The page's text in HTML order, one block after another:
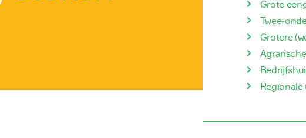
Grote
Twee-
Grotere